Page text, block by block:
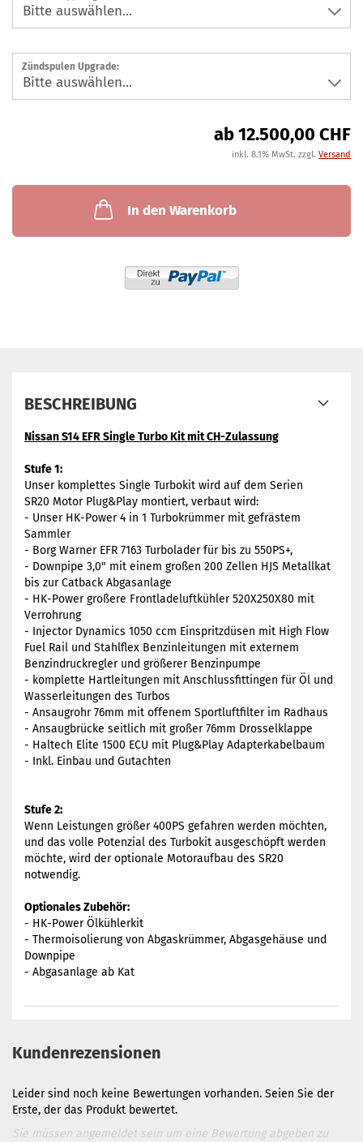
Zündspulen Upgrade:
ab 12.500,00 CHF
inkl. 8.1% MwSt. zzgl. Versand
In den Warenkorb
BESCHREIBUNG
Nissan S14 EFR Single Turbo Kit mit CH-Zulassung
Stufe 1:
Unser komplettes Single Turbokit wird auf dem Serien
SR20 Motor Plug&Play montiert, verbaut wird:
- Unser HK-Power 4 in 1 Turbokrümmer mit gefrästem
Sammler
- Borg Warner EFR 7163 Turbolader für bis zu 550PS+,
- Downpipe 3,0" mit einem großen 200 Zellen HJS Metallkat
bis zur Catback Abgasanlage
- HK-Power großere Frontladeluftkühler 520X250X80 mit
Verrohrung
- Injector Dynamics 1050 ccm Einspritzdüsen mit High Flow
Fuel Rail und Stahlflex Benzinleitungen mit externem
Benzindruckregler und größerer Benzinpumpe
- komplette Hartleitungen mit Anschlussfittingen für Öl und
Wasserleitungen des Turbos
- Ansaugrohr 76mm mit offenem Sportluftfilter im Radhaus
- Ansaugbrücke seitlich mit großer 76mm Drosselklappe
- Haltech Elite 1500 ECU mit Plug&Play Adapterkabelbaum
- Inkl. Einbau und Gutachten
Stufe 2:
Wenn Leistungen größer 400PS gefahren werden möchten,
und das volle Potenzial des Turbokit ausgeschöpft werden
möchte, wird der optionale Motoraufbau des SR20
notwendig.
Optionales Zubehör:
- HK-Power Ölkühlerkit
- Thermoisolierung von Abgaskrümmer, Abgasgehäuse und
Downpipe
- Abgasanlage ab Kat
Kundenrezensionen
Leider sind noch keine Bewertungen vorhanden. Seien Sie der
Erste, der das Produkt bewertet.
Sie müssen angemeldet sein um eine Bewertung abgeben zu